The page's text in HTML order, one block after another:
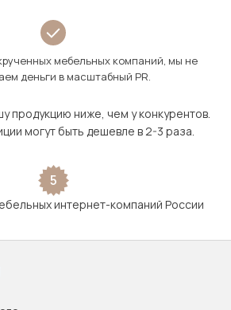
мебельных компаний, мы не
деньги в масштабный PR.
продукцию ниже, чем у конкурентов.
могут быть дешевле в 2-3 раза.
5
интернет-компаний России